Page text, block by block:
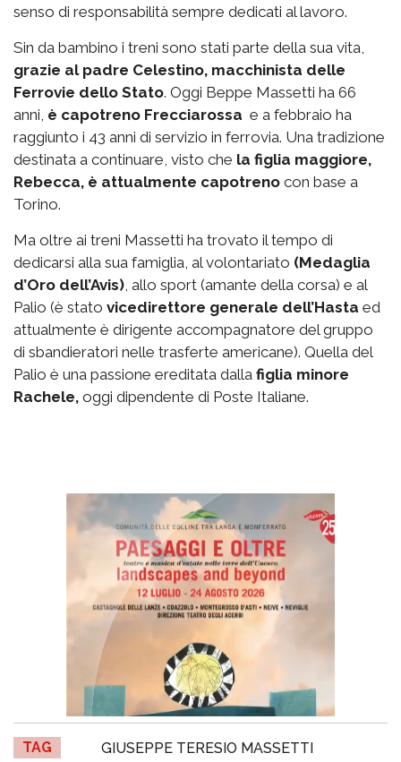
senso di responsabilità sempre dedicati al lavoro.
Sin da bambino i treni sono stati parte della sua vita,
grazie al padre Celestino, macchinista delle
Ferrovie dello Stato. Oggi Beppe Massetti ha 66
anni, è capotreno Frecciarossa e a febbraio ha
raggiunto i 43 anni di servizio in ferrovia. Una tradizione
destinata a continuare, visto che la figlia maggiore,
Rebecca, è attualmente capotreno con base a
Torino.
Ma oltre ai treni Massetti ha trovato il tempo di
dedicarsi alla sua famiglia, al volontariato (Medaglia
d’Oro dell’Avis), allo sport (amante della corsa) e al
Palio (è stato vicedirettore generale dell’Hasta ed
attualmente è dirigente accompagnatore del gruppo
di sbandieratori nelle trasferte americane). Quella del
Palio è una passione ereditata dalla figlia minore
Rachele, oggi dipendente di Poste Italiane.
TAG
GIUSEPPE TERESIO MASSETTI